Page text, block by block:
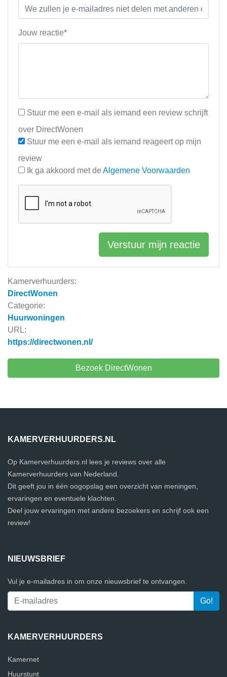
Kamerverhuurders:
DirectWonen
Categorie:
Huurwoningen
URL:
https://directwonen.nl/
Bezoek DirectWonen
Jouw reactie*
Stuur me een e-mail als iemand een review schrijft
over DirectWonen
Stuur me een e-mail als iemand reageert op mijn
review
Ik ga akkoord met de Algemene Voorwaarden
Verstuur mijn reactie
KAMERVERHUURDERS.NL
Op Kamerverhuurders.nl lees je reviews over alle
Kamerverhuurders van Nederland.
Dit geeft jou in één oogopslag een overzicht van meningen,
ervaringen en eventuele klachten.
Deel jouw ervaringen met andere bezoekers en schrijf ook een
review!
NIEUWSBRIEF
Vul je e-mailadres in om onze nieuwsbrief te ontvangen.
KAMERVERHUURDERS
Kamernet
Huurstunt